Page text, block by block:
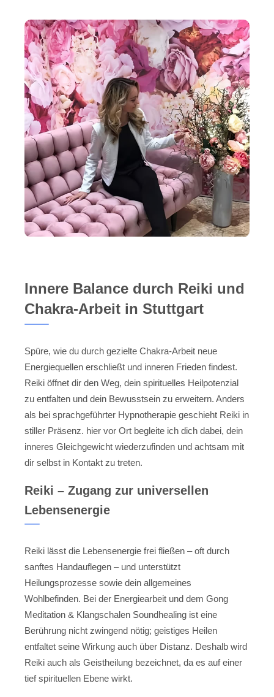
Innere Balance durch Reiki und
Chakra-Arbeit in Stuttgart
Spüre, wie du durch gezielte Chakra-Arbeit neue
Energiequellen erschließt und inneren Frieden findest.
Reiki öffnet dir den Weg, dein spirituelles Heilpotenzial
zu entfalten und dein Bewusstsein zu erweitern. Anders
als bei sprachgeführter Hypnotherapie geschieht Reiki in
stiller Präsenz. hier vor Ort begleite ich dich dabei, dein
inneres Gleichgewicht wiederzufinden und achtsam mit
dir selbst in Kontakt zu treten.
Reiki – Zugang zur universellen
Lebensenergie
Reiki lässt die Lebensenergie frei fließen – oft durch
sanftes Handauflegen – und unterstützt
Heilungsprozesse sowie dein allgemeines
Wohlbefinden. Bei der Energiearbeit und dem Gong
Meditation & Klangschalen Soundhealing ist eine
Berührung nicht zwingend nötig; geistiges Heilen
entfaltet seine Wirkung auch über Distanz. Deshalb wird
Reiki auch als Geistheilung bezeichnet, da es auf einer
tief spirituellen Ebene wirkt.